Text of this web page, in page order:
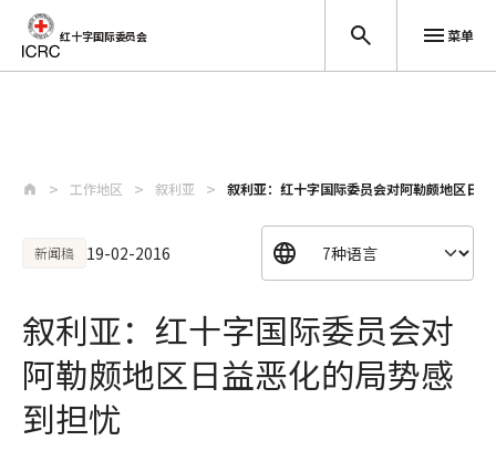
红十字国际委员会 菜单
工作地区 叙利亚 叙利亚：红十字国际委员会对阿勒颇地区日
新闻稿 19-02-2016
叙利亚：红十字国际委员会对
阿勒颇地区日益恶化的局势感
到担忧